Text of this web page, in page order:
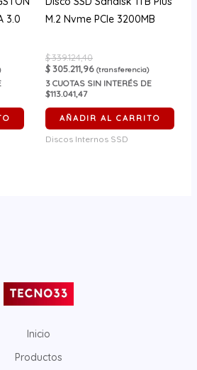
3.0
M.2 Nvme PCIe 3200MB
$339.124,40
$305.211,96 (transferencia)
3 CUOTAS SIN INTERÉS DE
$113.041,47
AÑADIR AL CARRITO
Discos Internos SSD
Inicio
Productos